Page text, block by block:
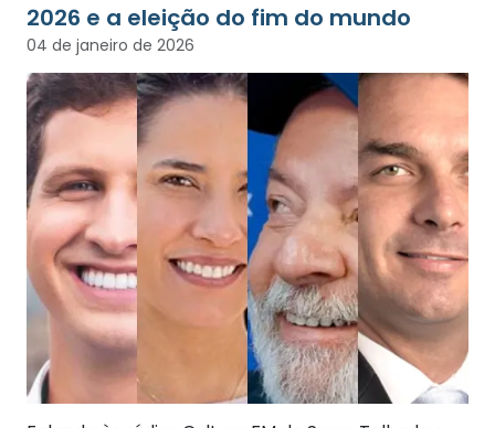
2026 e a eleição do fim do mundo
04 de janeiro de 2026